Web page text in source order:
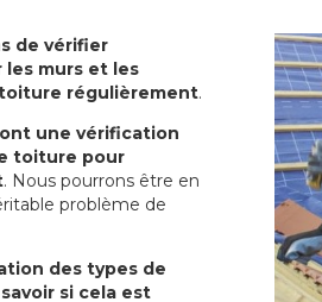
de vérifier
murs et les
régulièrement.
une vérification
toiture pour
. Nous pourrons être en
problème de
des types de
si cela est